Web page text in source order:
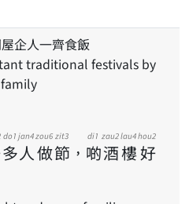
企人一齊食飯
多
do1
人
jan4
做
zou6
節
zit3
， 啲
di1
酒
zau2
樓
lau4
好
hou2